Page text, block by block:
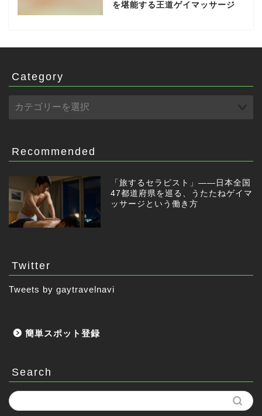
を堪能する王道ゲイマッサージ
Category
Recommended
「旅するセラピスト」——日本全国
47都道府県を巡る、うたたねゲイマ
ッサージという働き方
Twitter
Tweets by gaytravelnavi
簡単スポット登録
Search